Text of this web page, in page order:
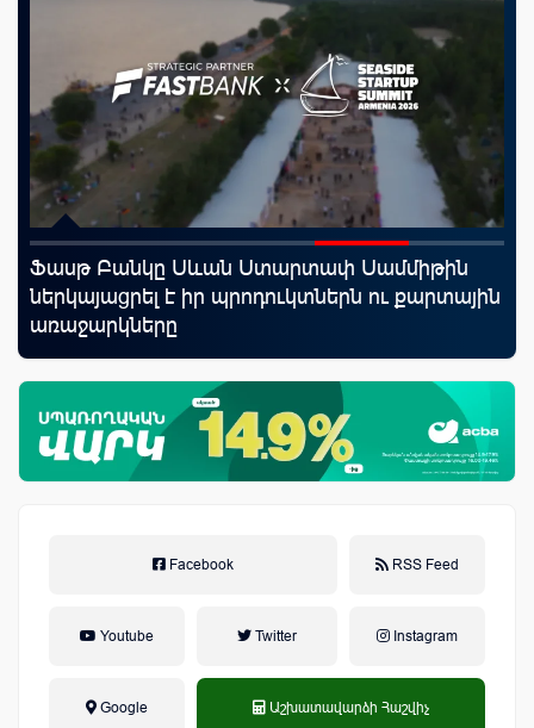
Ֆասթ Բանկը Սևան Ստարտափ Սամմիթին
ներկայացրել է իր պրոդուկտներն ու քարտային
առաջարկները
Facebook RSS Feed
Youtube Twitter Instagram
Google Աշխատավարձի Հաշվիչ